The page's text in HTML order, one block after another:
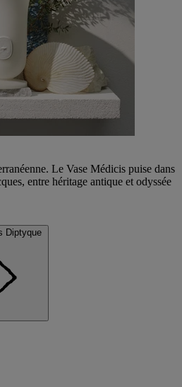
Le Vase Médicis puise dans
entre héritage antique et odyssée
Diptyque